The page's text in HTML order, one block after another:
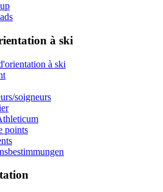
à ski
à ski
soigneurs
points